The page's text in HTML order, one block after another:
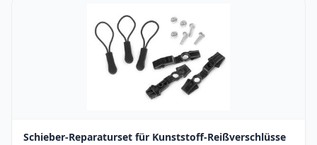
Schieber-Reparaturset für Kunststoff-Reißverschlüsse